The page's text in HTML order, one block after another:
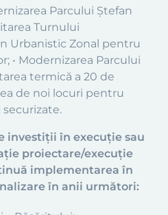
Parcului Ştefan
Turnului
Urbanistic Zonal pentru
• Modernizarea Parcului
termică a 20 de
de noi locuri pentru
investiții în execuție sau
proiectare/execuție
implementarea în
în anii următori: